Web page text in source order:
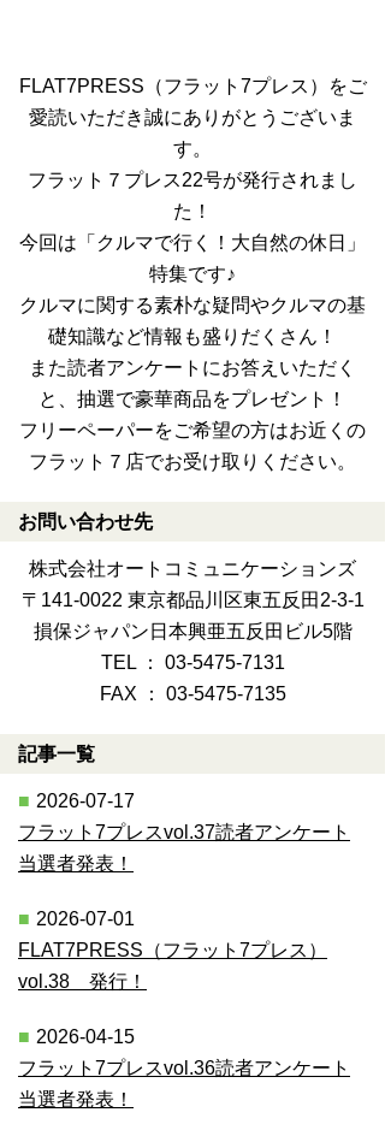
FLAT7PRESS（フラット7プレス）をご
愛読いただき誠にありがとうございま
す。
フラット７プレス22号が発行されまし
た！
今回は「クルマで行く！大自然の休日」
特集です♪
クルマに関する素朴な疑問やクルマの基
礎知識など情報も盛りだくさん！
また読者アンケートにお答えいただく
と、抽選で豪華商品をプレゼント！
フリーペーパーをご希望の方はお近くの
フラット７店でお受け取りください。
お問い合わせ先
株式会社オートコミュニケーションズ
〒141-0022 東京都品川区東五反田2-3-1
損保ジャパン日本興亜五反田ビル5階
TEL ： 03-5475-7131
FAX ： 03-5475-7135
記事一覧
2026-07-17
フラット7プレスvol.37読者アンケート
当選者発表！
2026-07-01
FLAT7PRESS（フラット7プレス）
vol.38 発行！
2026-04-15
フラット7プレスvol.36読者アンケート
当選者発表！